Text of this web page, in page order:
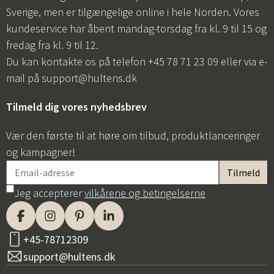
Sverige, men er tilgængelige online i hele Norden. Vores
kundeservice har åbent mandag-torsdag fra kl. 9 til 15 og
fredag fra kl. 9 til 12.
Du kan kontakte os på telefon +45 78 71 23 09 eller via e-
mail på support@hultens.dk
Tilmeld dig vores nyhedsbrev
Vær den første til at høre om tilbud, produktlanceringer
og kampagner!
Jeg accepterervilkårene og betingelserne
+45-78712309
support@hultens.dk